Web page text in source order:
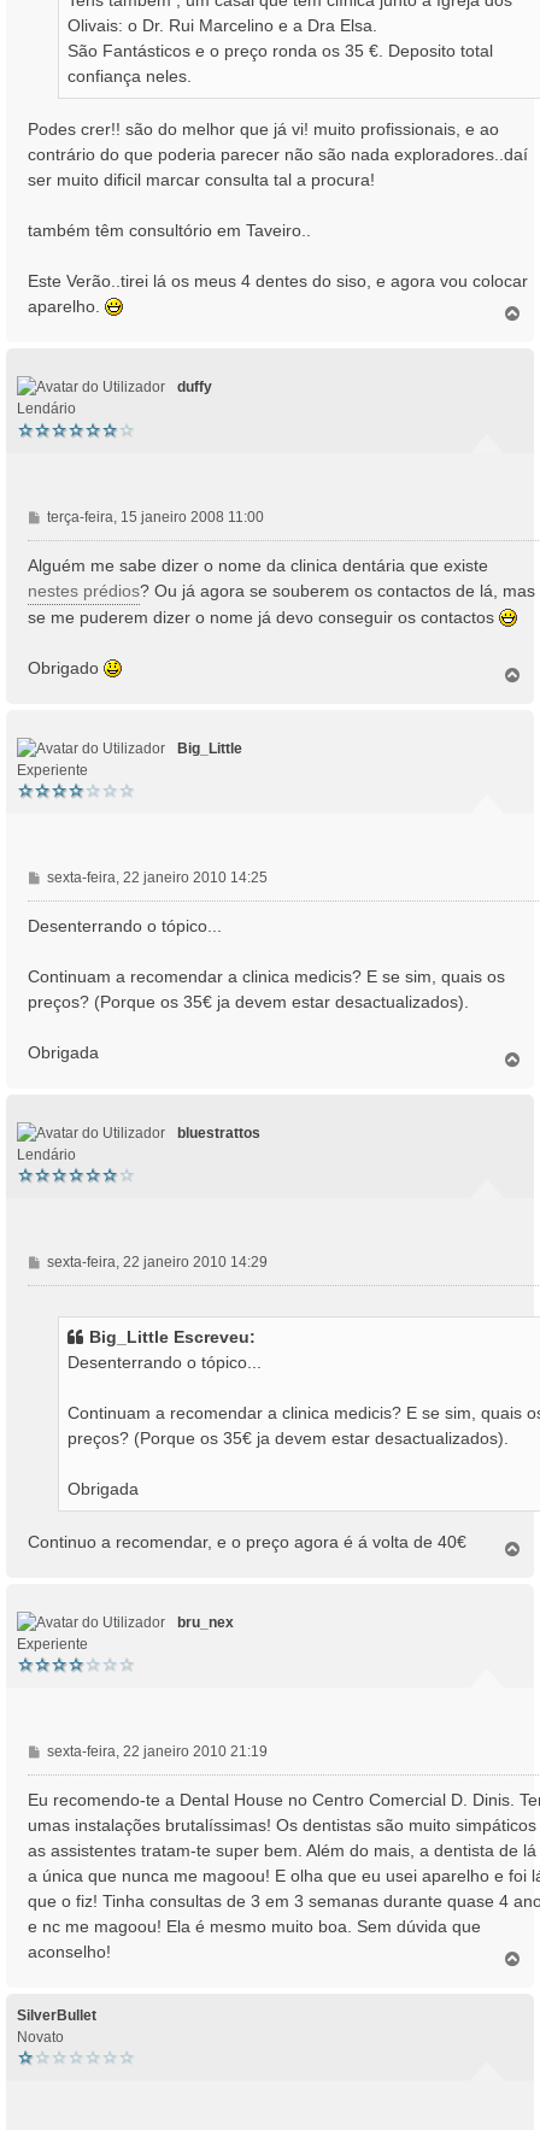
Olivais: o Dr. Rui Marcelino e a Dra Elsa.
São Fantásticos e o preço ronda os 35 €. Deposito total
confiança neles.
Podes crer!! são do melhor que já vi! muito profissionais, e ao
contrário do que poderia parecer não são nada exploradores..daí
ser muito dificil marcar consulta tal a procura!
também têm consultório em Taveiro..
Este Verão..tirei lá os meus 4 dentes do siso, e agora vou colocar
aparelho.
duffy
Lendário
M
e
n
s
a
g
m
terça-feira, 15 janeiro 2008 11:00
Alguém me sabe dizer o nome da clinica dentária que existe
nestes prédios? Ou já agora se souberem os contactos de lá, mas
se me puderem dizer o nome já devo conseguir os contactos
Obrigado
Big_Little
Experiente
M
e
g
e
sexta-feira, 22 janeiro 2010 14:25
Desenterrando o tópico...
Continuam a recomendar a clinica medicis? E se sim, quais os
preços? (Porque os 35€ ja devem estar desactualizados).
Obrigada
bluestrattos
Lendário
M
e
sexta-feira, 22 janeiro 2010 14:29
Big_Little Escreveu:
Desenterrando o tópico...
Continuam a recomendar a clinica medicis? E se sim, quais
preços? (Porque os 35€ ja devem estar desactualizados).
Obrigada
Continuo a recomendar, e o preço agora é á volta de 40€
bru_nex
Experiente
M
e
n
a
g
e
m
sexta-feira, 22 janeiro 2010 21:19
Eu recomendo-te a Dental House no Centro Comercial D. Dinis.
umas instalações brutalíssimas! Os dentistas são muito simpáticos
as assistentes tratam-te super bem. Além do mais, a dentista de lá
a única que nunca me magoou! E olha que eu usei aparelho e foi
que o fiz! Tinha consultas de 3 em 3 semanas durante quase 4
e nc me magoou! Ela é mesmo muito boa. Sem dúvida que
aconselho!
SilverBullet
Novato